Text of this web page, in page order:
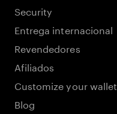
Security
Entrega internacional
Revendedores
Afiliados
Customize your wallet
Blog